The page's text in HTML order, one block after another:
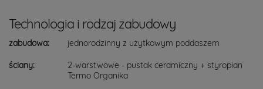
Technologia i rodzaj zabudowy
zabudowa: jednorodzinny z użytkowym poddaszem
ściany:
2-warstwowe - pustak ceramiczny + styropian
Termo Organika